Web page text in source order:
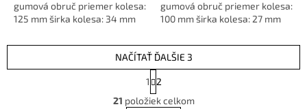
gumová obruč priemer kolesa:
125 mm širka kolesa: 34 mm
gumová obruč priemer kolesa:
100 mm širka kolesa: 27 mm
O
NAČÍTAŤ ĎALŠIE 3
S
t
r
1
2
21 položiek celkom